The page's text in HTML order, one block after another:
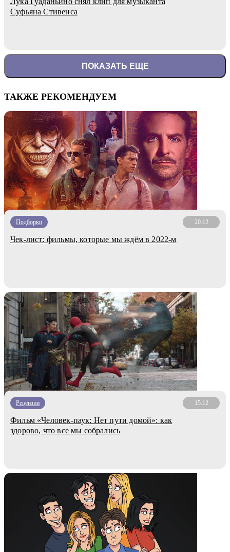
Суфьяна Стивенса
ПОКАЗАТЬ ЕЩЕ
ТАКЖЕ РЕКОМЕНДУЕМ
Подборки 20.12
Чек-лист: фильмы, которые мы ждём в 2022-м
Рецензии 15.12
Фильм «Человек-паук: Нет пути домой»: как
здорово, что все мы собрались